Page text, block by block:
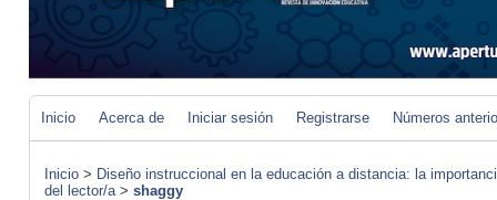
Inicio Acerca de Iniciar sesión Registrarse Números
Inicio > Diseño instruccional en la educación a distancia: la
del lector/a> shaggy